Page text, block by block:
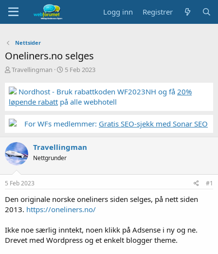
Logg inn Registrer
Nettsider
Oneliners.no selges
T
å
d
s
a
e
r
Travellingman
S
r
t
a
5 Feb 2023
Nordhost - Bruk rabattkoden WF2023NH og få 20%
løpende rabatt på alle webhotell
For WFs medlemmer: Gratis SEO-sjekk med Sonar SEO
Travellingman
Nettgrunder
5 Feb 2023 #1
Den originale norske oneliners siden selges, på nett siden
2013. https://oneliners.no/
Ikke noe særlig inntekt, noen klikk på Adsense i ny og ne.
Drevet med Wordpress og et enkelt blogger theme.